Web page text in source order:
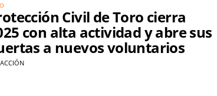
Civil de Toro cierra
con alta actividad y abre sus
a nuevos voluntarios